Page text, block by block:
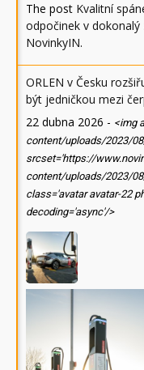
The post Kvalitní
odpočinek v dokonalý
NovinkyIN.
ORLEN v Česku
být jedničkou mezi
22 dubna 2026 - <img
content/uploads/2023/
srcset='https://
content/uploads/2023/
class='avatar avatar-22
decoding='async'/>